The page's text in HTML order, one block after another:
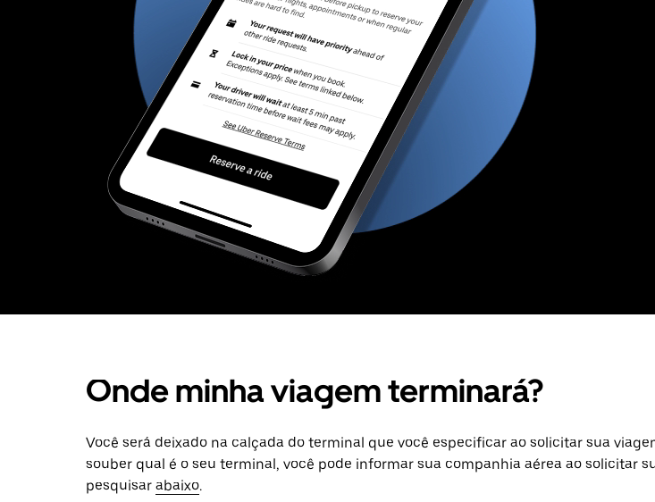
Onde minha viagem terminará?
Você será deixado na calçada do terminal que você especificar ao solicitar sua
souber qual é o seu terminal, você pode informar sua companhia aérea ao solicitar
pesquisar abaixo.